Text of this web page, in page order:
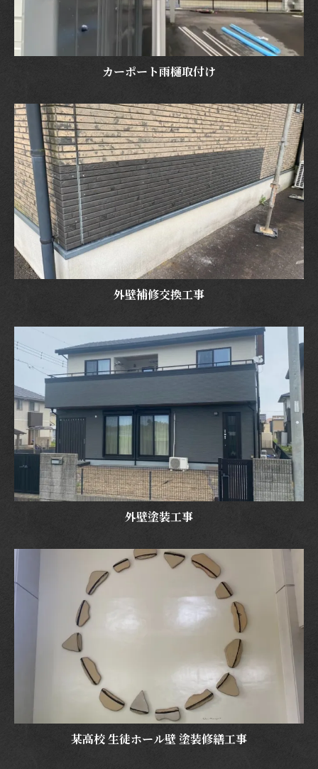
カーポート雨樋取付け
外壁補修交換工事
外壁塗装工事
某高校 生徒ホール壁 塗装修繕工事